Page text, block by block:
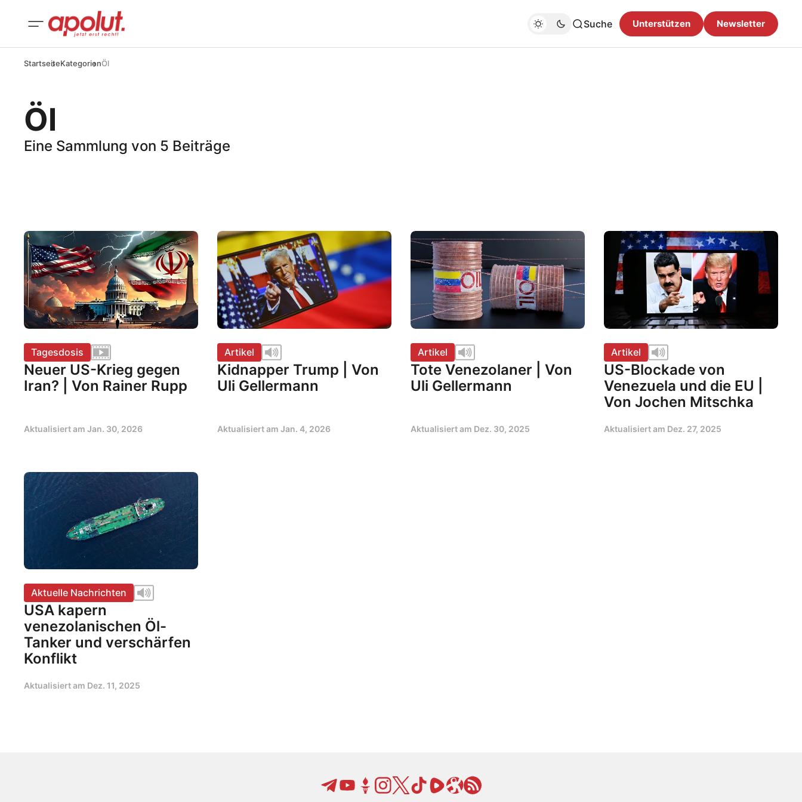
Suche Unterstützen Newsletter
StartseiteKategorienÖl
Öl
Eine Sammlung von 5 Beiträge
Tagesdosis
Neuer US-Krieg gegen
Iran? | Von Rainer Rupp
Aktualisiert am Jan. 30, 2026
Artikel
Kidnapper Trump | Von
Uli Gellermann
Aktualisiert am Jan. 4, 2026
Artikel
Tote Venezolaner | Von
Uli Gellermann
Aktualisiert am Dez. 30, 2025
Artikel
US-Blockade von
Venezuela und die EU |
Von Jochen Mitschka
Aktualisiert am Dez. 27, 2025
Aktuelle Nachrichten
USA kapern
venezolanischen Öl-
Tanker und verschärfen
Konflikt
Aktualisiert am Dez. 11, 2025